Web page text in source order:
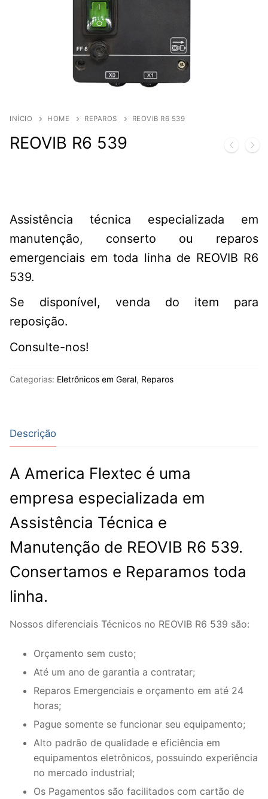
INÍCIO HOME REPAROS REOVIB R6 539
REOVIB R6 539
Assistência técnica especializada em
manutenção, conserto ou reparos
emergenciais em toda linha de REOVIB R6
539.
Se disponível, venda do item para
reposição.
Consulte-nos!
Categorias: Eletrônicos em Geral, Reparos
Descrição
A America Flextec é uma
empresa especializada em
Assistência Técnica e
Manutenção de REOVIB R6 539.
Consertamos e Reparamos toda
linha.
Nossos diferenciais Técnicos no REOVIB R6 539 são:
Orçamento sem custo;
Até um ano de garantia a contratar;
Reparos Emergenciais e orçamento em até 24
horas;
Pague somente se funcionar seu equipamento;
Alto padrão de qualidade e eficiência em
equipamentos eletrônicos, possuindo experiência
no mercado industrial;
Os Pagamentos são facilitados com cartão de